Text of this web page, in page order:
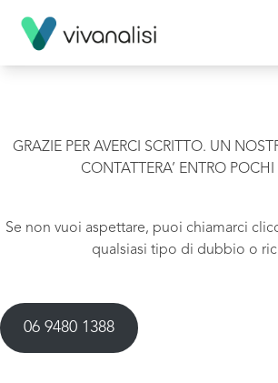
GRAZIE PER AVERCI SCRITTO. UN
CONTATTERA’ ENTRO POCHI
Se non vuoi aspettare, puoi chiamarci
qualsiasi tipo di dubbio o
06 9480 1388